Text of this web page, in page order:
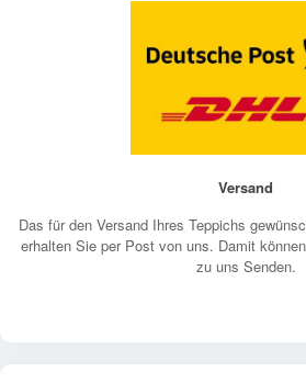
Versand
Das für den Versand Ihres Teppichs
erhalten Sie per Post von uns. Damit
zu uns Senden.